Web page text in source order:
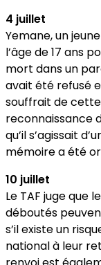
4 juillet
Yemane, un
l’âge de 17 ans
mort dans un
avait été refusé
souffrait de cette
reconnaissance
qu’il s’agissait
mémoire a été
10 juillet
Le TAF juge que
déboutés
s’il existe un
national à leur